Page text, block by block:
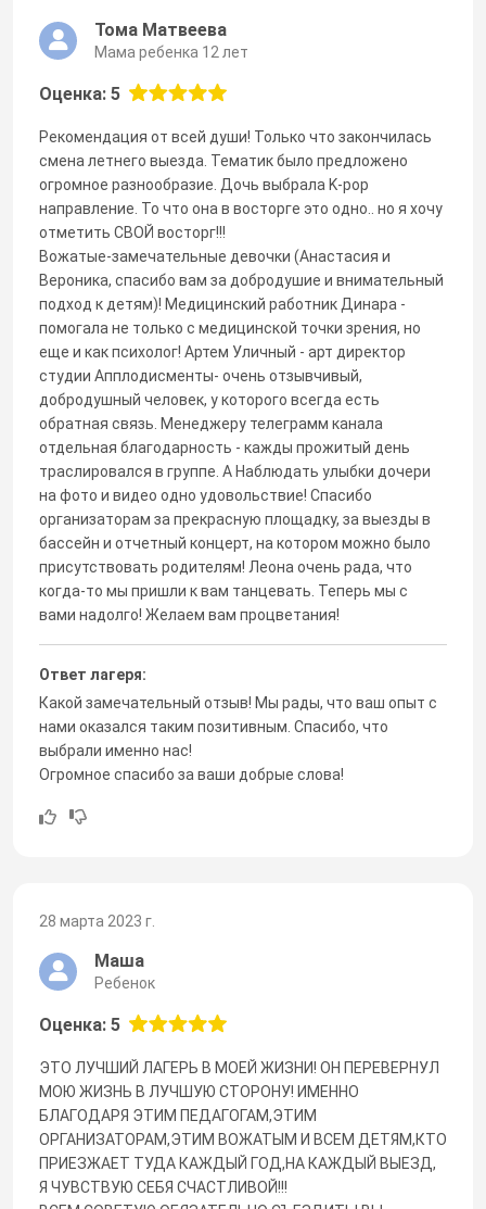
Тома Матвеева
Мама ребенка 12 лет
Оценка: 5
Рекомендация от всей души! Только что закончилась
смена летнего выезда. Тематик было предложено
огромное разнообразие. Дочь выбрала K-pop
направление. То что она в восторге это одно.. но я хочу
отметить СВОЙ восторг!!!
Вожатые-замечательные девочки (Анастасия и
Вероника, спасибо вам за добродушие и внимательный
подход к детям)! Медицинский работник Динара -
помогала не только с медицинской точки зрения, но
еще и как психолог! Артем Уличный - арт директор
студии Апплодисменты- очень отзывчивый,
добродушный человек, у которого всегда есть
обратная связь. Менеджеру телеграмм канала
отдельная благодарность - кажды прожитый день
траслировался в группе. А Наблюдать улыбки дочери
на фото и видео одно удовольствие! Спасибо
организаторам за прекрасную площадку, за выезды в
бассейн и отчетный концерт, на котором можно было
присутствовать родителям! Леона очень рада, что
когда-то мы пришли к вам танцевать. Теперь мы с
вами надолго! Желаем вам процветания!
Ответ лагеря:
Какой замечательный отзыв! Мы рады, что ваш опыт с
нами оказался таким позитивным. Спасибо, что
выбрали именно нас!
Огромное спасибо за ваши добрые слова!
28 марта 2023 г.
Маша
Ребенок
Оценка: 5
ЭТО ЛУЧШИЙ ЛАГЕРЬ В МОЕЙ ЖИЗНИ! ОН ПЕРЕВЕРНУЛ
МОЮ ЖИЗНЬ В ЛУЧШУЮ СТОРОНУ! ИМЕННО
БЛАГОДАРЯ ЭТИМ ПЕДАГОГАМ,ЭТИМ
ОРГАНИЗАТОРАМ,ЭТИМ ВОЖАТЫМ И ВСЕМ ДЕТЯМ,КТО
ПРИЕЗЖАЕТ ТУДА КАЖДЫЙ ГОД,НА КАЖДЫЙ ВЫЕЗД,
Я ЧУВСТВУЮ СЕБЯ СЧАСТЛИВОЙ!!!